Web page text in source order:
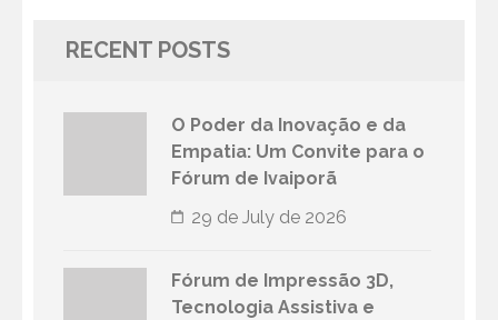
RECENT POSTS
O Poder da Inovação e da
Empatia: Um Convite para o
Fórum de Ivaiporã
29 de July de 2026
Fórum de Impressão 3D,
Tecnologia Assistiva e